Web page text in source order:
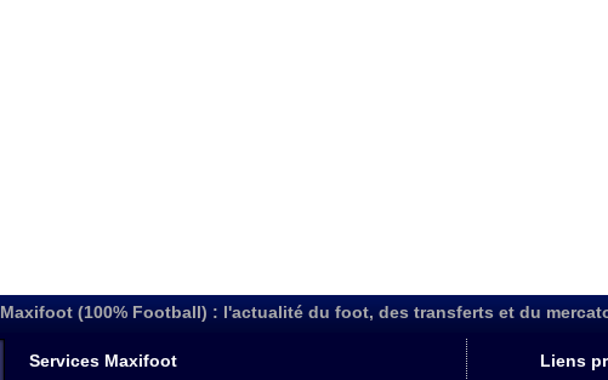
Maxifoot (100% Football) : l'actualité du foot, des transferts et du
Services Maxifoot Liens